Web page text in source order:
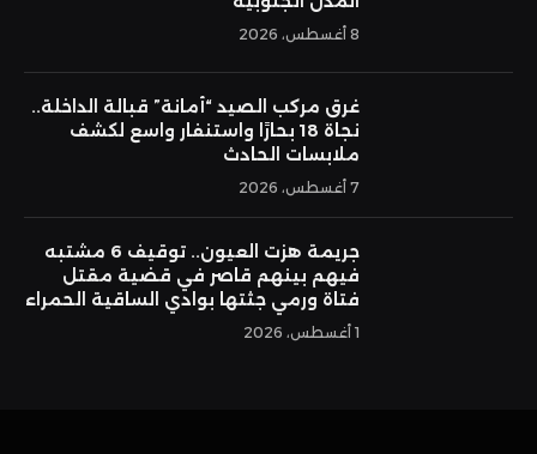
8 أغسطس، 2026
غرق مركب الصيد “أمانة” قبالة الداخلة..
نجاة 18 بحارًا واستنفار واسع لكشف
ملابسات الحادث
7 أغسطس، 2026
جريمة هزت العيون.. توقيف 6 مشتبه
فيهم بينهم قاصر في قضية مقتل
فتاة ورمي جثتها بوادي الساقية الحمراء
1 أغسطس، 2026